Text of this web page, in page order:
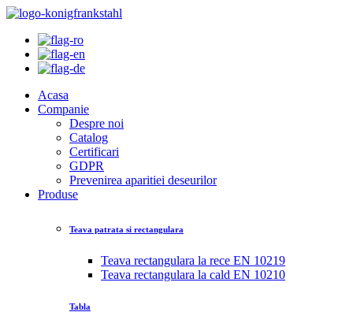
Acasa
Companie
Despre noi
Catalog
Certificari
GDPR
Prevenirea aparitiei deseurilor
Produse
Teava patrata si rectangulara
Teava rectangulara la rece EN 10219
Teava rectangulara la cald EN 10210
Tabla